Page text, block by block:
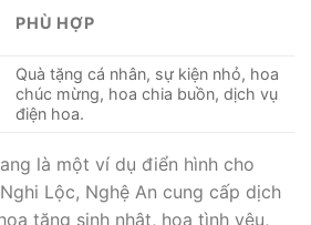
PHÙ HỢP
Quà tặng cá nhân, sự kiện nhỏ, hoa
chúc mừng, hoa chia buồn, dịch vụ
điện hoa.
là một ví dụ điển hình cho
Lộc, Nghệ An cung cấp dịch
tặng sinh nhật, hoa tình yêu,